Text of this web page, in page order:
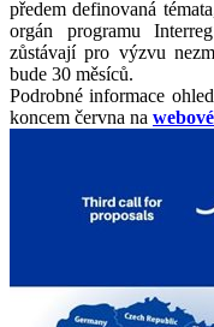
předem definovaná
orgán programu
zůstávají pro výzvu
bude 30 měsíců.
Podrobné informace
koncem června na